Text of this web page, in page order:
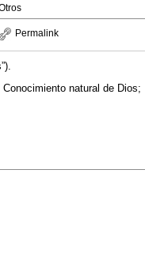
Permalink
natural de Dios;